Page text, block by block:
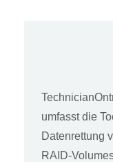
umfasst die
Datenrettung
RAID-